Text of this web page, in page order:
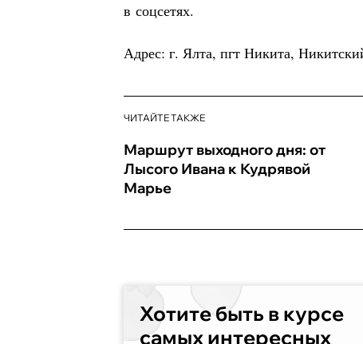
в соцсетях.
Адрес: г. Ялта, пгт Никита,
ЧИТАЙТЕ ТАКЖЕ
Маршрут выходного дня: от
Лысого Ивана к Кудрявой
Марье
Хотите быть в курсе
самых интересных